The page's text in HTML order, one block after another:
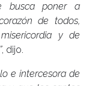
busca poner a
de todos,
y de
, dijo.
e intercesora de